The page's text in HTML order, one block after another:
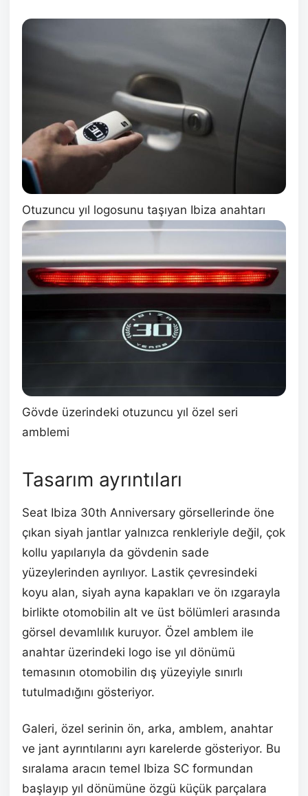
Otuzuncu yıl logosunu taşıyan Ibiza anahtarı
Gövde üzerindeki otuzuncu yıl özel seri
amblemi
Tasarım ayrıntıları
Seat Ibiza 30th Anniversary görsellerinde öne
çıkan siyah jantlar yalnızca renkleriyle değil, çok
kollu yapılarıyla da gövdenin sade
yüzeylerinden ayrılıyor. Lastik çevresindeki
koyu alan, siyah ayna kapakları ve ön ızgarayla
birlikte otomobilin alt ve üst bölümleri arasında
görsel devamlılık kuruyor. Özel amblem ile
anahtar üzerindeki logo ise yıl dönümü
temasının otomobilin dış yüzeyiyle sınırlı
tutulmadığını gösteriyor.
Galeri, özel serinin ön, arka, amblem, anahtar
ve jant ayrıntılarını ayrı karelerde gösteriyor. Bu
sıralama aracın temel Ibiza SC formundan
başlayıp yıl dönümüne özgü küçük parçalara